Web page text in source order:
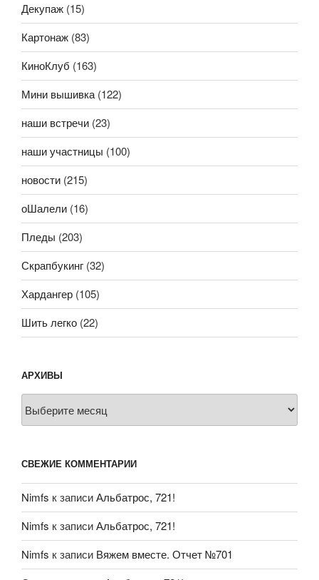
Декупаж (15)
Картонаж (83)
КиноКлуб (163)
Мини вышивка (122)
наши встречи (23)
наши участницы (100)
новости (215)
оШалели (16)
Пледы (203)
Скрапбукинг (32)
Хардангер (105)
Шить легко (22)
АРХИВЫ
СВЕЖИЕ КОММЕНТАРИИ
Nimfs к записиАльбатрос, 721!
Nimfs к записиАльбатрос, 721!
Nimfs к записи Вяжем вместе. Отчет №701